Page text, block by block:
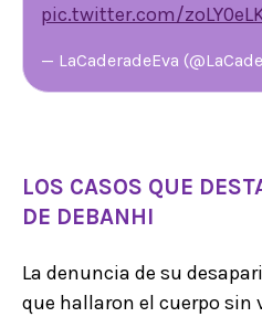
pic.twitter.com/
— LaCaderadeEva
LOS CASOS QUE
DE DEBANHI
La denuncia de su
que hallaron el cuerpo sin